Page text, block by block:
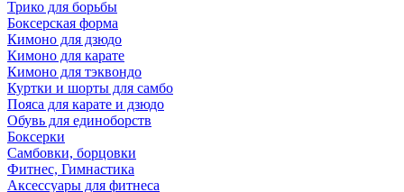
Трико для борьбы
Боксерская форма
Кимоно для дзюдо
Кимоно для карате
Кимоно для тэквондо
Куртки и шорты для самбо
Пояса для карате и дзюдо
Обувь для единоборств
Боксерки
Самбовки, борцовки
Фитнес, Гимнастика
Аксессуары для фитнеса